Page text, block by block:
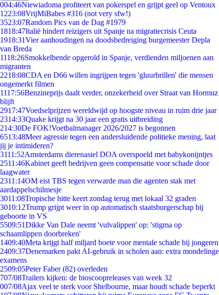
004:46Niewiadoma profiteert van pokerspel en grijpt geel op Ventoux
1223:08VrijMiBabes #316 (not very sfw!)
3523:07Random Pics van de Dag #1979
1818:47Italië hindert reizigers uit Spanje na migratiecrisis Ceuta
1918:31Vier aanhoudingen na doodsbedreiging burgemeester Depla
van Breda
1118:26Smokkelbende opgerold in Spanje, verdienden miljoenen aan
migranten
2218:08CDA en D66 willen ingrijpen tegen 'gluurbrillen' die mensen
ongemerkt filmen
1117:56Benzineprijs daalt verder, onzekerheid over Straat van Hormuz
blijft
2917:47Voedselprijzen wereldwijd op hoogste niveau in ruim drie jaar
2314:33Quake krijgt na 30 jaar een gratis uitbreiding
214:30De FOK!Voetbalmanager 2026/2027 is begonnen
6513:48Meer agressie tegen een andersluidende politieke mening, laat
jij je intimideren?
3111:52Amsterdams dierenasiel DOA overspoeld met babykonijntjes
2511:46Kabinet geeft bedrijven geen compensatie voor schade door
laagwater
2311:14OM eist TBS tegen verwarde man die agenten stak met
aardappelschilmesje
3011:08Tropische hitte keert zondag terug met lokaal 32 graden
3010:12Trump grijpt weer in op automatisch staatsburgerschap bij
geboorte in VS
5509:51Dikke Van Dale neemt 'vulvalippen' op: 'stigma op
schaamlippen doorbreken'
1409:40Meta krijgt half miljard boete voor mentale schade bij jongeren
2409:37Denemarken pakt AI-gebruik in scholen aan: extra mondelinge
examens
2509:05Peter Faber (82) overleden
707/08Trailers kijken: de bioscoopreleases van week 32
007/08Ajax veel te sterk voor Shelbourne, maar houdt schade beperkt